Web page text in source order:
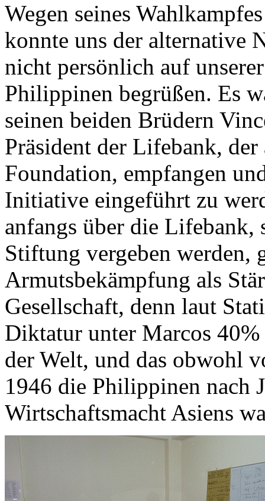
Wegen seines
konnte uns der alternative
nicht persönlich auf
Philippinen begrüßen. Es
seinen beiden Brüdern
Präsident der Lifebank,
Foundation, empfangen
Initiative eingeführt zu
anfangs über die
Stiftung vergeben werden,
Armutsbekämpfung als
Gesellschaft, denn laut
Diktatur unter Marcos
der Welt, und das obwohl
1946 die Philippinen nach
Wirtschaftsmacht Asiens